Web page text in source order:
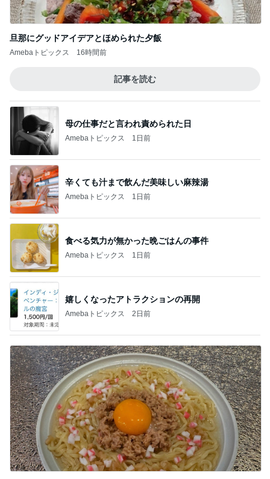
旦那にグッドアイデアとほめられた夕飯
Amebaトピックス 16時間前
記事を読む
母の仕事だと言われ責められた日
Amebaトピックス 1日前
辛くても汁まで飲んだ美味しい麻辣湯
Amebaトピックス 1日前
食べる気力が無かった晩ごはんの事件
Amebaトピックス 1日前
嬉しくなったアトラクションの再開
Amebaトピックス 2日前